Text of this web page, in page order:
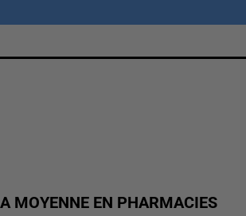
MOYENNE EN PHARMACIES